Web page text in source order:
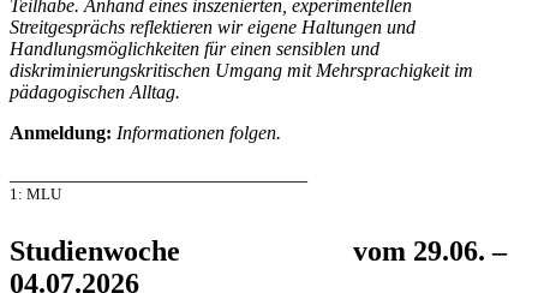
Teilhabe. Anhand eines inszenierten, experimentellen
Streitgesprächs reflektieren wir eigene Haltungen und
Handlungsmöglichkeiten für einen sensiblen und
diskriminierungskritischen Umgang mit Mehrsprachigkeit im
pädagogischen Alltag.
Anmeldung: Informationen folgen.
1: MLU
Studienwoche vom 29.06. –
04.07.2026